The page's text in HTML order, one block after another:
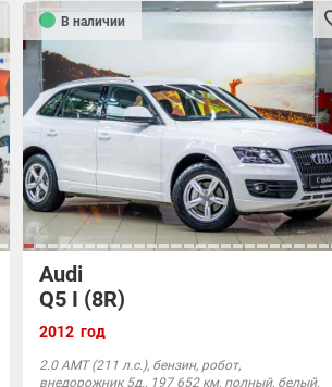
В наличии
Audi
Q5 I (8R)
2012 год
2.0 AMT (211 л.с.), бензин, робот,
внедорожник 5д., 197 652 км, полный, белый,